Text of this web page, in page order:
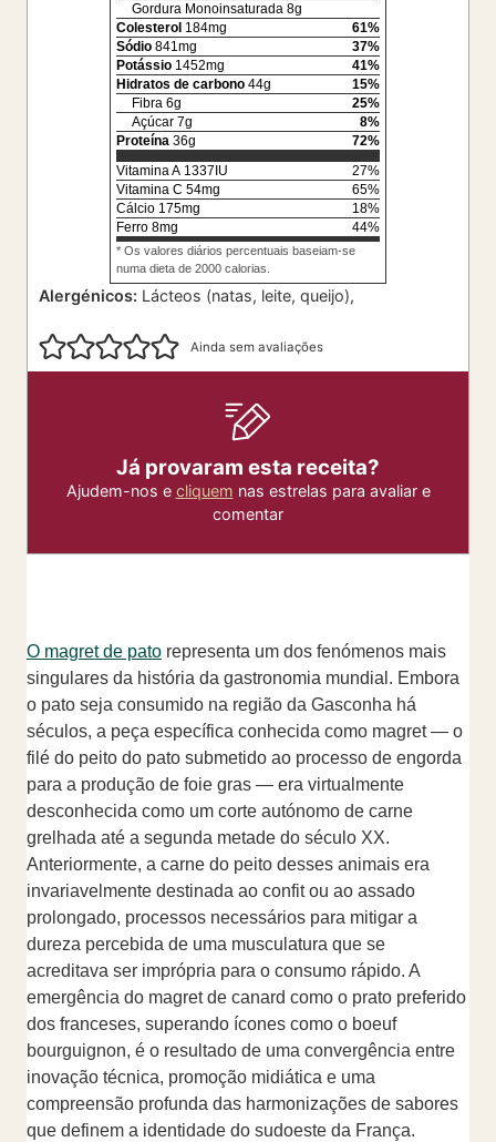
Gordura Monoinsaturada 8g
Colesterol 184mg 61%
Sódio 841mg 37%
Potássio 1452mg 41%
Hidratos de carbono 44g 15%
Fibra 6g 25%
Açúcar 7g 8%
Proteína 36g 72%
Vitamina A 1337 IU 27%
Vitamina C 54mg 65%
Cálcio 175mg 18%
Ferro 8mg 44%
* Os valores diários percentuais baseiam-se
numa dieta de 2000 calorias.
Alergénicos: Lácteos (natas, leite, queijo),
Ainda sem avaliações
Já provaram esta receita?
Ajudem-nos e cliquem nas estrelas para avaliar e
comentar
O magret de pato representa um dos fenómenos mais
singulares da história da gastronomia mundial. Embora
o pato seja consumido na região da Gasconha há
séculos, a peça específica conhecida como magret — o
filé do peito do pato submetido ao processo de engorda
para a produção de foie gras — era virtualmente
desconhecida como um corte autónomo de carne
grelhada até a segunda metade do século XX.
Anteriormente, a carne do peito desses animais era
invariavelmente destinada ao confit ou ao assado
prolongado, processos necessários para mitigar a
dureza percebida de uma musculatura que se
acreditava ser imprópria para o consumo rápido. A
emergência do magret de canard como o prato preferido
dos franceses, superando ícones como o boeuf
bourguignon, é o resultado de uma convergência entre
inovação técnica, promoção midiática e uma
compreensão profunda das harmonizações de sabores
que definem a identidade do sudoeste da França.